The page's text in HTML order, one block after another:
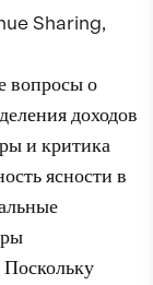
Sharing,
вопросы о
доходов
и критика
ясности в
Поскольку